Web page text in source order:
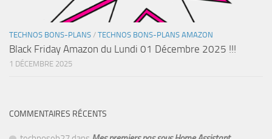
TECHNOS BONS-PLANS / TECHNOS BONS-PLANS AMAZON
Black Friday Amazon du Lundi 01 Décembre 2025 !!!
1 DÉCEMBRE 2025
COMMENTAIRES RÉCENTS